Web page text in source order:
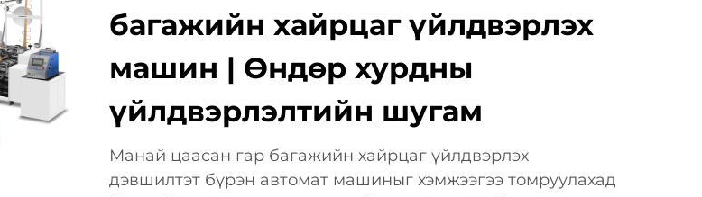
багажийн хайрцаг үйлдвэрлэх
машин | Өндөр хурдны
үйлдвэрлэлтийн шугам
Манай цаасан гар багажийн хайрцаг үйлдвэрлэх
дэвшилтэт бүрэн автомат машиныг хэмжээгээ томруулахад